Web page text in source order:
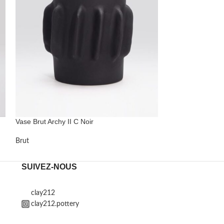
Vase Brut Archy II C Noir
Brut
SUIVEZ-NOUS
clay212
clay212.pottery